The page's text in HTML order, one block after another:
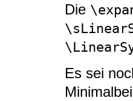
Die
Es sei